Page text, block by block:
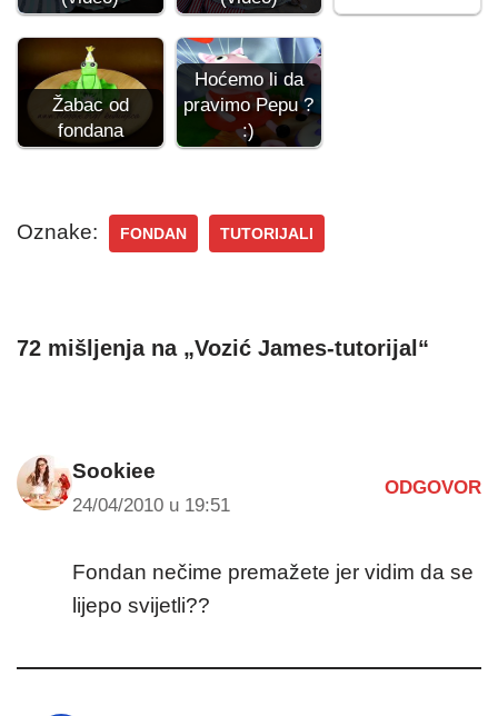
Žabac od
fondana
Hoćemo li da
pravimo Pepu ?
:)
Oznake: FONDAN TUTORIJALI
72 mišljenja na „Vozić James-tutorijal“
Sookiee
24/04/2010 u 19:51
ODGOVOR
Fondan nečime premažete jer vidim da se
lijepo svijetli??